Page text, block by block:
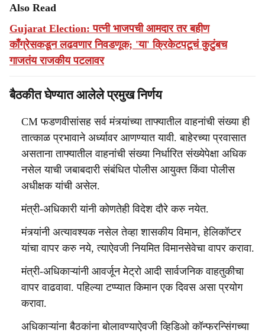
Also Read
Gujarat Election: पत्नी भाजपची आमदार तर बहीण
काँग्रेसकडून लढवणार निवडणूक; 'या' क्रिकेटपटूचं कुटुंबच
गाजतंय राजकीय पटलावर
बैठकीत घेण्यात आलेले प्रमुख निर्णय
CM फडणवीसांसह सर्व मंत्र्यांच्या ताफ्यातील वाहनांची संख्या ही
तात्काळ प्रभावाने अर्ध्यावर आणण्यात यावी. बाहेरच्या प्रवासात
असताना ताफ्यातील वाहनांची संख्या निर्धारित संख्येपेक्षा अधिक
नसेल याची जबाबदारी संबंधित पोलीस आयुक्त किंवा पोलीस
अधीक्षक यांची असेल.
मंत्री-अधिकारी यांनी कोणतेही विदेश दौरे करु नयेत.
मंत्र्यांनी अत्यावश्यक नसेल तेव्हा शासकीय विमान, हेलिकॉप्टर
यांचा वापर करु नये, त्याऐवजी नियमित विमानसेवेचा वापर करावा.
मंत्री-अधिकाऱ्यांनी आवर्जून मेट्रो आदी सार्वजनिक वाहतुकीचा
वापर वाढवावा. पहिल्या टप्प्यात किमान एक दिवस असा प्रयोग
करावा.
अधिकाऱ्यांना बैठकांना बोलावण्याऐवजी व्हिडिओ कॉन्फरन्सिंगच्या